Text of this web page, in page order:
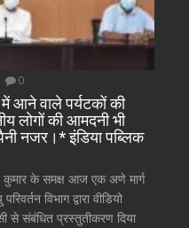
0
आने वाले पर्यटकों की
लोगों की आमदनी भी
नजर।* इंडिया पब्लिक
कुमार के समक्ष आज एक अणे मार्ग
विभाग द्वारा वीडियो
से संबंधित प्रस्तुतीकरण दिया